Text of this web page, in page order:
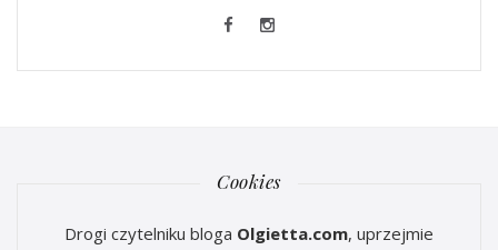
Cookies
Drogi czytelniku bloga Olgietta.com, uprzejmie